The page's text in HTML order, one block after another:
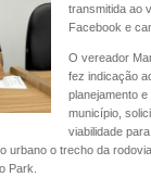
transmitida ao
Facebook e
O vereador
fez indicação
planejamento
município,
viabilidade
urbano o trecho da
Park.